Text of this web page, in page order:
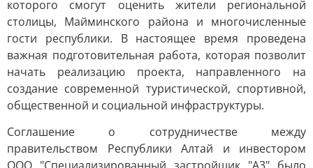
которого смогут оценить жители региональной
столицы, Майминского района и многочисленные
гости республики. В настоящее время проведена
важная подготовительная работа, которая позволит
начать реализацию проекта, направленного на
создание современной туристической, спортивной,
общественной и социальной инфраструктуры.
Соглашение о сотрудничестве между
правительством Республики Алтай и инвестором